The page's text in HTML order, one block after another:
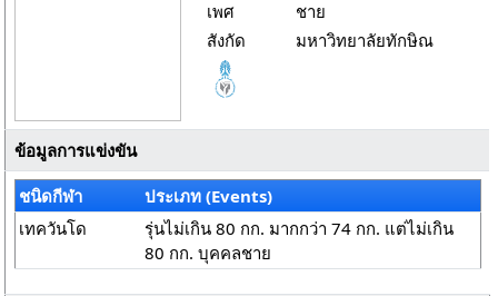
เพศ
ชาย
สังกัด
มหาวิทยาลัยทักษิณ
ข้อมูลการแข่งขัน
ชนิดกีฬา
ประเภท (Events)
เทควันโด
รุ่นไม่เกิน 80 กก. มากกว่า 74 กก. แต่ไม่เกิน
80 กก. บุคคลชาย